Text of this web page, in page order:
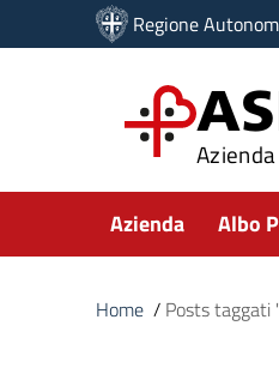
Vai ai contenuti
Vai al menu di
Regione
Submenu
Azienda Albo
Home / Posts taggati